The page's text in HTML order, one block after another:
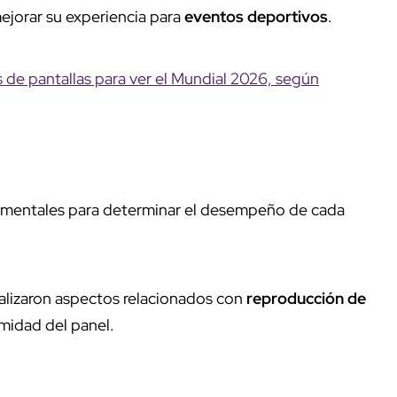
su experiencia paraeventos deportivos.
de pantallas para ver el Mundial 2026, según
para determinar el desempeño de cada
aspectos relacionados con reproducción de
del panel.